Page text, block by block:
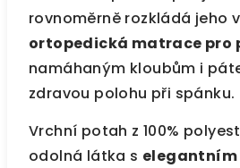
rovnoměrně rozkládá jeho
ortopedická matrace pro
namáhaným kloubům i
zdravou polohu při spánku.
Vrchní potah z 100%
odolná látka s